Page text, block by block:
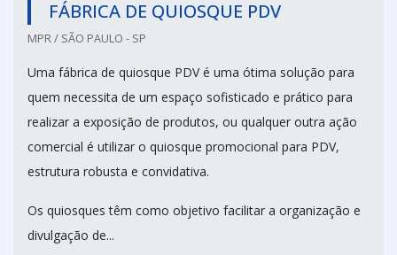
FÁBRICA DE QUIOSQUE PDV
MPR / SÃO PAULO - SP
Uma fábrica de quiosque PDV é uma ótima solução para
quem necessita de um espaço sofisticado e prático para
realizar a exposição de produtos, ou qualquer outra ação
comercial é utilizar o quiosque promocional para PDV,
estrutura robusta e convidativa.
Os quiosques têm como objetivo facilitar a organização e
divulgação de...